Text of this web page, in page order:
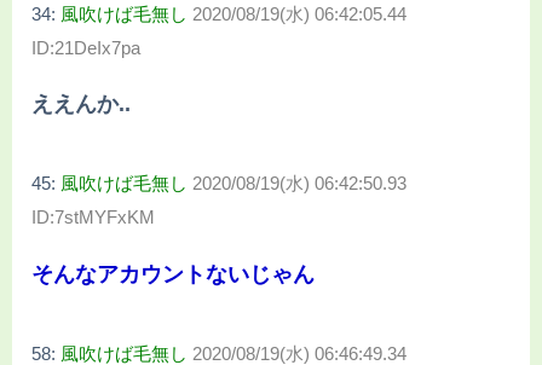
34: 風吹けば毛無し 2020/08/19(水) 06:42:05.44
ID:21DeIx7pa
ええんか..
45: 風吹けば毛無し 2020/08/19(水) 06:42:50.93
ID:7stMYFxKM
そんなアカウントないじゃん
58: 風吹けば毛無し 2020/08/19(水) 06:46:49.34